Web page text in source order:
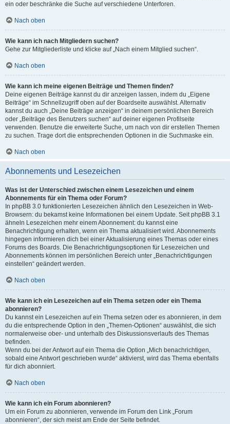
ein oder beschränke die Suche auf verschiedene Unterforen.
Nach oben
Wie kann ich nach Mitgliedern suchen?
Gehe zur Mitgliederliste und klicke auf „Nach einem Mitglied suchen“.
Nach oben
Wie kann ich meine eigenen Beiträge und Themen finden?
Deine eigenen Beiträge kannst du dir anzeigen lassen, indem du „Eigene
Beiträge“ im Schnellzugriff oben auf der Boardseite auswählst. Alternativ
kannst du auch „Deine Beiträge anzeigen“ in deinem persönlichen Bereich
oder „Beiträge des Benutzers suchen“ auf deiner eigenen Profilseite
verwenden. Benutze die erweiterte Suche, um nach von dir erstellen Themen
zu suchen. Trage dort die entsprechenden Optionen in die Suchmaske ein.
Nach oben
Abonnements und Lesezeichen
Was ist der Unterschied zwischen einem Lesezeichen und einem
Abonnements für ein Thema oder Forum?
In phpBB 3.0 funktionierten Lesezeichen ähnlich den Lesezeichen in Web-
Browsern: du bekamst keine Informationen bei einem Update. Seit phpBB 3.1
ähneln Lesezeichen mehr einem Abonnement: du kannst eine
Benachrichtigung erhalten, wenn ein Thema aktualisiert wird. Abonnements
hingegen informieren dich bei einer Aktualisierung eines Themas oder eines
Forums des Boards. Die Benachrichtigungsoptionen für Lesezeichen und
Abonnements können im persönlichen Bereich unter „Benachrichtigungen
einstellen“ geändert werden.
Nach oben
Wie kann ich ein Lesezeichen auf ein Thema setzen oder ein Thema
abonnieren?
Du kannst ein Lesezeichen auf ein Thema setzen oder es abonnieren, in dem
du die entsprechende Option in den „Themen-Optionen“ auswählst, die sich
normalerweise ober- und unterhalb des Diskussionsverlaufs des Themas
befinden.
Wenn du bei der Antwort auf ein Thema die Option „Mich benachrichtigen,
sobald eine Antwort geschrieben wurde“ aktivierst, wird das Thema ebenfalls
für dich abonniert.
Nach oben
Wie kann ich ein Forum abonnieren?
Um ein Forum zu abonnieren, verwende im Forum den Link „Forum
abonnieren“, der sich meist am Ende der Seite befindet.